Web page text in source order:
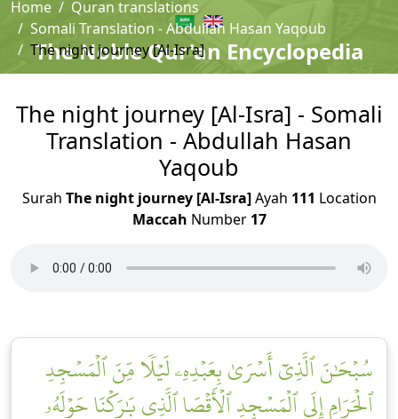
The Noble Qur'an Encyclopedia
Home
Quran translations
Somali Translation - Abdullah Hasan Yaqoub
The night journey [Al-Isra]
The night journey [Al-Isra] - Somali
Translation - Abdullah Hasan
Yaqoub
Surah The night journey [Al-Isra]Ayah 111 Location
Maccah Number 17
سُبۡحَٰنَ ٱلَّذِيٓ أَسۡرَىٰ بِعَبۡدِهِۦ لَيۡلٗا مِّنَ ٱلۡمَسۡجِدِ
ٱلۡحَرَامِ إِلَى ٱلۡمَسۡجِدِ ٱلۡأَقۡصَا ٱلَّذِي بَٰرَكۡنَا حَوۡلَهُۥ